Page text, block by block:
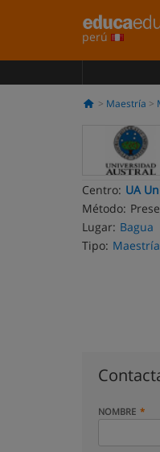
perú
Maestría
Centro: UA
Método:
Lugar: Bagua
Tipo: Maestría
NOMBRE